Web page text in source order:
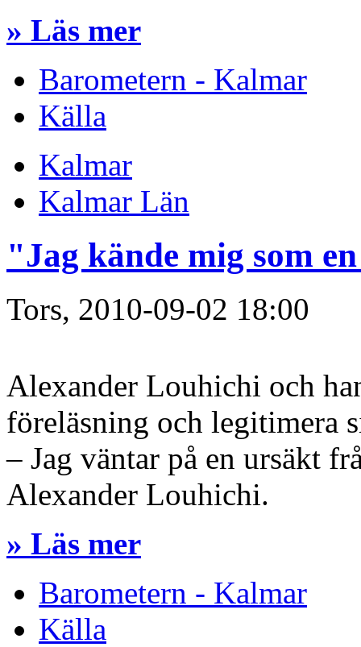
» Läs mer
Barometern - Kalmar
Källa
Kalmar
Kalmar Län
"Jag kände mig som
Tors, 2010-09-02 18:00
Alexander Louhichi och
föreläsning och legitimera
– Jag väntar på en ursäkt
Alexander Louhichi.
» Läs mer
Barometern - Kalmar
Källa